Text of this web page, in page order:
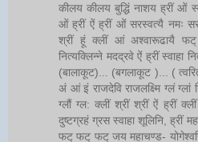
कीलय कीलय बुद्धिं नाशय ह्रीं ओं
ओं ह्रीं ऐं ह्रीं ओं सरस्वत्यै नमः
श्रीं हूं क्लीं आं अश्वारूढायै
नित्यक्लिन्ने मदद्रवे ऐं ह्रीं स्वाहा
(बालाकूट)... (बगलाकूट )... (
अं आं इं राजदेवि राजलक्ष्मि ग्लं ग्लां
ग्लौं ग्ल: क्लीं श्रीं श्रीं ऐं ह्रीं
दुष्टग्रहं ग्रस स्वाहा शूलिनि, ह्रीं
फट् फट् फट् जय महाचण्ड- योगेश्वरि,